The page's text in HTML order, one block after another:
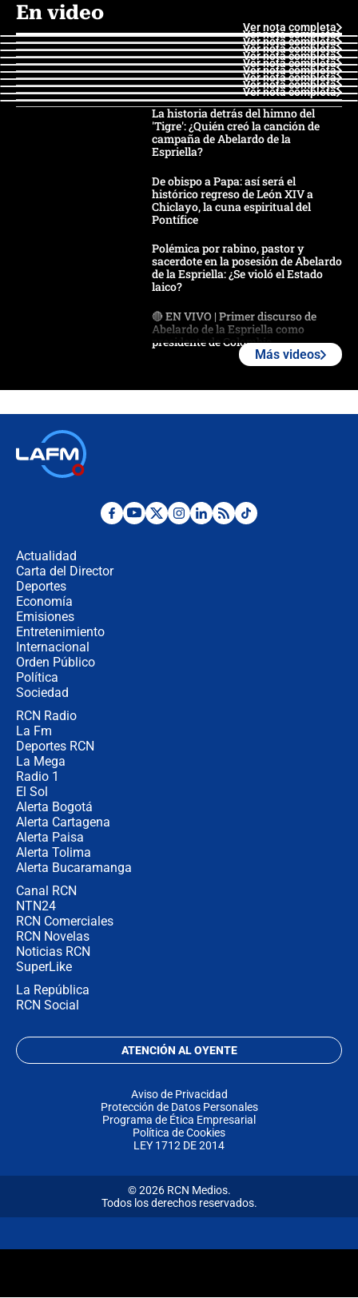
En video
Ver nota completa
Ver nota completa
Ver nota completa
Ver nota completa
Ver nota completa
Ver nota completa
Ver nota completa
Ver nota completa
Ver nota completa
Ver nota completa
La historia detrás del himno del
'Tigre': ¿Quién creó la canción de
campaña de Abelardo de la
Espriella?
De obispo a Papa: así será el
histórico regreso de León XIV a
Chiclayo, la cuna espiritual del
Pontífice
Polémica por rabino, pastor y
sacerdote en la posesión de Abelardo
de la Espriella: ¿Se violó el Estado
laico?
🔴 EN VIVO | Primer discurso de
Abelardo de la Espriella como
presidente de Colombia
Desde dermatitis hasta infecciones:
Más videos
Actualidad
Carta del Director
Deportes
Economía
Emisiones
Entretenimiento
Internacional
Orden Público
Política
Sociedad
RCN Radio
La Fm
Deportes RCN
La Mega
Radio 1
El Sol
Alerta Bogotá
Alerta Cartagena
Alerta Paisa
Alerta Tolima
Alerta Bucaramanga
Canal RCN
NTN24
RCN Comerciales
RCN Novelas
Noticias RCN
SuperLike
La República
RCN Social
ATENCIÓN AL OYENTE
Aviso de Privacidad
Protección de Datos Personales
Programa de Ética Empresarial
Política de Cookies
LEY 1712 DE 2014
© 2026 RCN Medios.
Todos los derechos reservados.